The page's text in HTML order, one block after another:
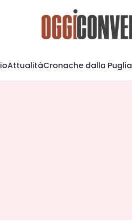
AttualitàCronache dalla Puglia